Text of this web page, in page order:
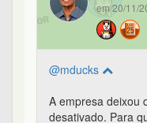
em 20/11/
@mducks
A empresa deixou
desativado. Para